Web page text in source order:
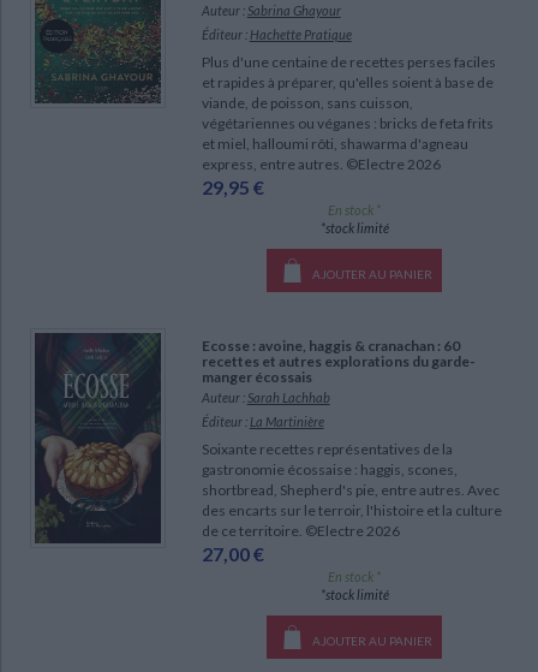
CHARGEMENT...
Auteur : Sabrina Ghayour
Éditeur : Hachette Pratique
Plus d'une centaine de recettes perses faciles
et rapides à préparer, qu'elles soient à base de
viande, de poisson, sans cuisson,
végétariennes ou véganes : bricks de feta frits
et miel, halloumi rôti, shawarma d'agneau
express, entre autres. ©Electre 2026
29,95 €
En stock *
*stock limité
AJOUTER AU PANIER
Ecosse : avoine, haggis & cranachan : 60
recettes et autres explorations du garde-
manger écossais
Auteur : Sarah Lachhab
Éditeur : La Martinière
Soixante recettes représentatives de la
gastronomie écossaise : haggis, scones,
shortbread, Shepherd's pie, entre autres. Avec
des encarts sur le terroir, l'histoire et la culture
de ce territoire. ©Electre 2026
27,00 €
En stock *
*stock limité
AJOUTER AU PANIER